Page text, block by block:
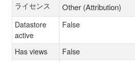
ライセンス
Other (Attribution)
Datastore
active
False
Has views
False